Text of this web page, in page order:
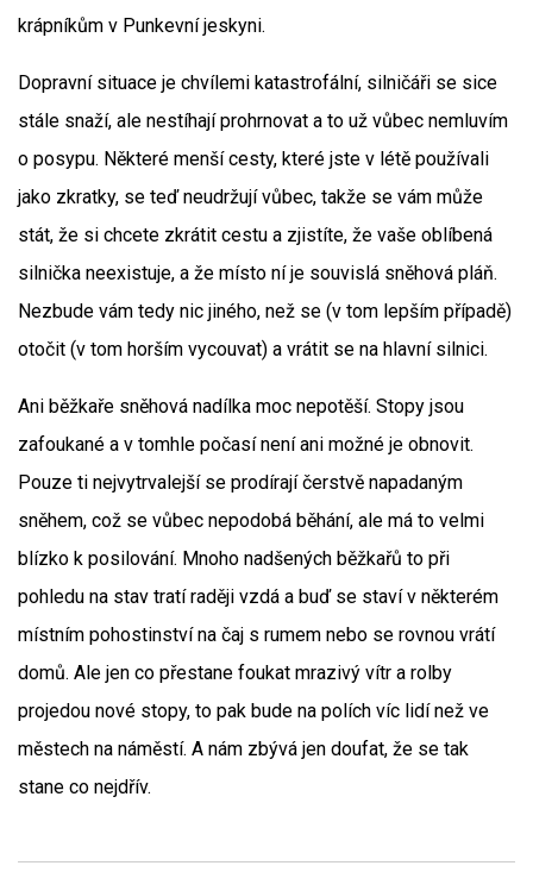
krápníkům v Punkevní jeskyni.
Dopravní situace je chvílemi katastrofální, silničáři se sice
stále snaží, ale nestíhají prohrnovat a to už vůbec nemluvím
o posypu. Některé menší cesty, které jste v létě používali
jako zkratky, se teď neudržují vůbec, takže se vám může
stát, že si chcete zkrátit cestu a zjistíte, že vaše oblíbená
silnička neexistuje, a že místo ní je souvislá sněhová pláň.
Nezbude vám tedy nic jiného, než se (v tom lepším případě)
otočit (v tom horším vycouvat) a vrátit se na hlavní silnici.
Ani běžkaře sněhová nadílka moc nepotěší. Stopy jsou
zafoukané a v tomhle počasí není ani možné je obnovit.
Pouze ti nejvytrvalejší se prodírají čerstvě napadaným
sněhem, což se vůbec nepodobá běhání, ale má to velmi
blízko k posilování. Mnoho nadšených běžkařů to při
pohledu na stav tratí raději vzdá a buď se staví v některém
místním pohostinství na čaj s rumem nebo se rovnou vrátí
domů. Ale jen co přestane foukat mrazivý vítr a rolby
projedou nové stopy, to pak bude na polích víc lidí než ve
městech na náměstí. A nám zbývá jen doufat, že se tak
stane co nejdřív.